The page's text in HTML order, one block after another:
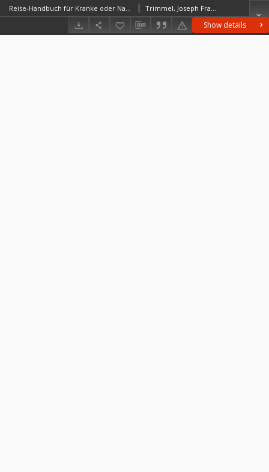
Show details
Reise-Handbuch für Kranke oder Naturfreunde, welche das Thal und Bildbad Gastein in naturhistorischer, archäologischer und pittoresker Hinsicht zu besuchen wünschen zu besuchen wünschen / hrsg. von Emil**. Trimmel, Joseph Franz Emil (1786–1867)